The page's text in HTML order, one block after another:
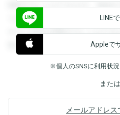
閲覧することができます。登録
できます。登録すると回答を閲
すると回答を閲覧することがで
覧することができます。
LINE
Appleで
※個人のSNSに利用状
または
メールアドレ